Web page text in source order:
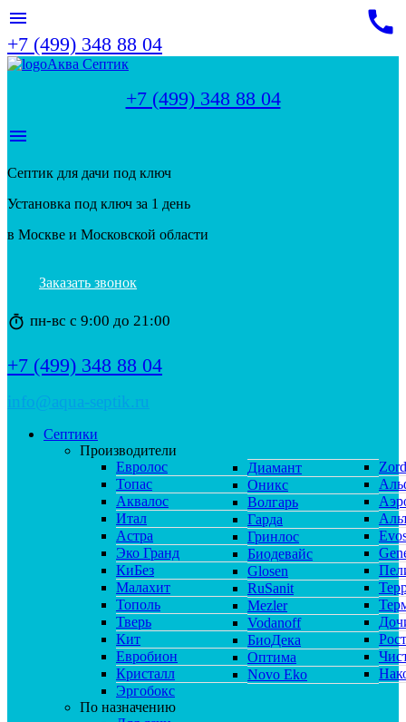
menu
+7 (499) 348 88 04
call
Аква Септик
+7 (499) 348 88 04
menu
Септик для дачи под ключ
Установка под ключ за 1 день
в Москве и Московской области
Заказать звонок
timer пн-вс с 9:00 до 21:00
+7 (499) 348 88 04
info@aqua-septik.ru
Септики
Производители
Евролос
Топас
Аквалос
Итал
Астра
Эко Гранд
КиБез
Малахит
Тополь
Тверь
Кит
Евробион
Кристалл
Эргобокс
Диамант
Оникс
Волгарь
Гарда
Гринлос
Биодевайс
Glosen
RuSanit
Mezler
Vodanoff
БиоДека
Оптима
Novo Eko
По назначению